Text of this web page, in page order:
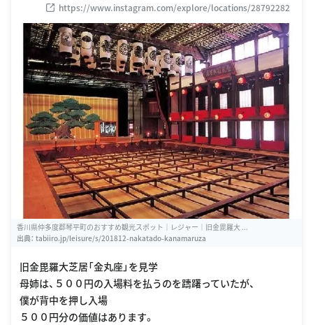
https://www.instagram.com/explore/locations/28792282
香川県仲多度郡琴平町のおすすめ観光スポット｜レジャー｜旧金毘羅大 ...
出典： tabiiro.jp/leisure/s/201812-nakatado-kanamaruza
旧金毘羅大芝居「金丸座」を見学
母姉は、５００円の入場料を払うのを躊躇っていたが、
僕が背中を押し入場
５００円分の価値はあります。